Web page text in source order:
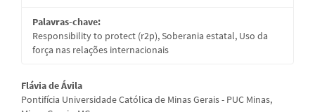
Palavras-chave:
Responsibility to protect (r2p), Soberania estatal, Uso da
força nas relações internacionais
Conteúdo
Flávia de Ávila
Pontifícia Universidade Católica de Minas Gerais - PUC Minas,